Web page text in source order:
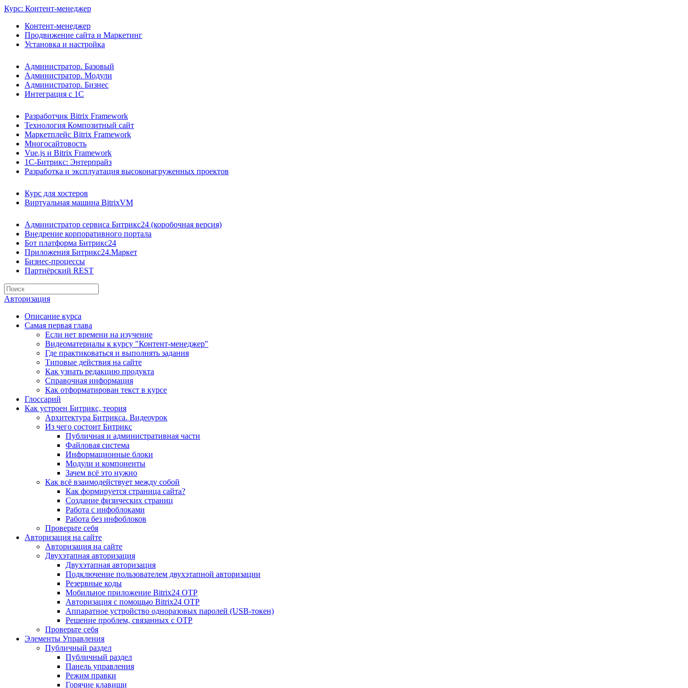
Курс: Контент-менеджер
Контент-менеджер
Продвижение сайта и Маркетинг
Установка и настройка
Администратор. Базовый
Администратор. Модули
Администратор. Бизнес
Интеграция с 1С
Разработчик Bitrix Framework
Технология Композитный сайт
Маркетплейс Bitrix Framework
Многосайтовость
Vue.js и Bitrix Framework
1С-Битрикс: Энтерпрайз
Разработка и эксплуатация высоконагруженных проектов
Курс для хостеров
Виртуальная машина BitrixVM
Администратор сервиса Битрикс24 (коробочная версия)
Внедрение корпоративного портала
Бот платформа Битрикс24
Приложения Битрикс24.Маркет
Бизнес-процессы
Партнёрский REST
Авторизация
Описание курса
Самая первая глава
Если нет времени на изучение
Видеоматериалы к курсу "Контент-менеджер"
Где практиковаться и выполнять задания
Типовые действия на сайте
Как узнать редакцию продукта
Справочная информация
Как отформатирован текст в курсе
Глоссарий
Как устроен Битрикс, теория
Архитектура Битрикса. Видеоурок
Из чего состоит Битрикс
Публичная и административная части
Файловая система
Информационные блоки
Модули и компоненты
Зачем всё это нужно
Как всё взаимодействует между собой
Как формируется страница сайта?
Создание физических страниц
Работа с инфоблоками
Работа без инфоблоков
Проверьте себя
Авторизация на сайте
Авторизация на сайте
Двухэтапная авторизация
Двухэтапная авторизация
Подключение пользователем двухэтапной авторизации
Резервные коды
Мобильное приложение Bitrix24 OTP
Авторизация с помощью Bitrix24 OTP
Аппаратное устройство одноразовых паролей (USB-токен)
Решение проблем, связанных с OTP
Проверьте себя
Элементы Управления
Публичный раздел
Публичный раздел
Панель управления
Режим правки
Горячие клавиши